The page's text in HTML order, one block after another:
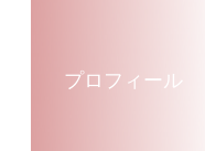
プロフィール